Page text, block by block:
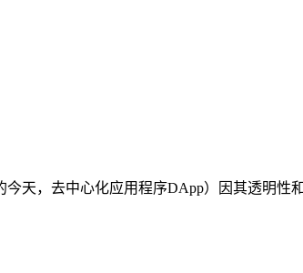
天，去中心化应用程序DApp）因其透明性